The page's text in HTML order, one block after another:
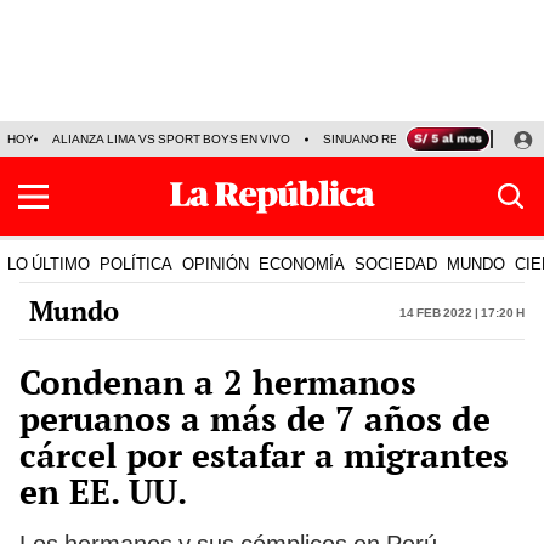
HOY ALIANZA LIMA VS SPORT BOYS EN VIVO SINUANO RESULTADOS HOY
LO ÚLTIMO POLÍTICA OPINIÓN ECONOMÍA SOCIEDAD MUNDO
Mundo 14 Feb 2022 | 17:20 h
Condenan a 2 hermanos
peruanos a más de 7 años de
cárcel por estafar a migrantes
en EE. UU.